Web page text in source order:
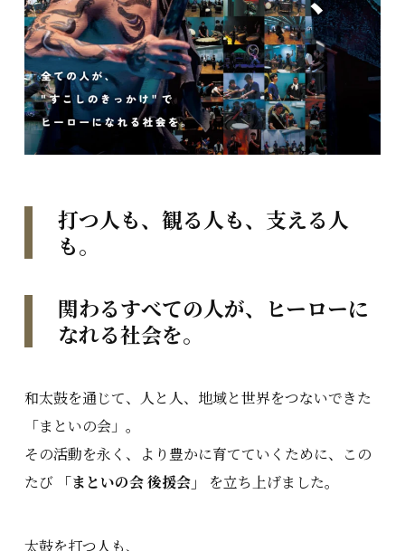
打つ人も、観る人も、支える人
も。
関わるすべての人が、ヒーローに
なれる社会を。
和太鼓を通じて、人と人、地域と世界をつないできた
「まといの会」。
その活動を永く、より豊かに育てていくために、この
たび
「まといの会 後援会」 を立ち上げました。
太鼓を打つ人も、